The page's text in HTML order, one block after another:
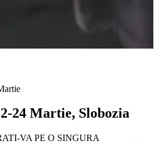
24 Martie, Slobozia
VA PE O SINGURA